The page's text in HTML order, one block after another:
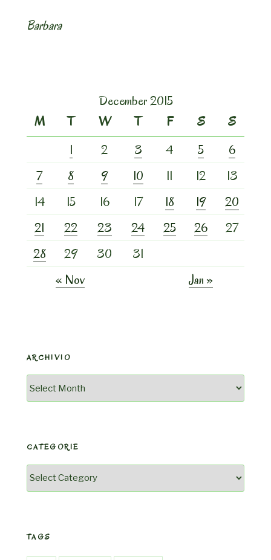
Barbara
December 2015
M
T W T F S
S
1
2 3 4 5
6
7
8 9 10 11 12
13
14
15 16 17 18 19
20
21
22 23 24 25 26
27
28
29 30
31
« Nov
Jan »
ARCHIVIO
Archivio
CATEGORIE
Categorie
TAGS